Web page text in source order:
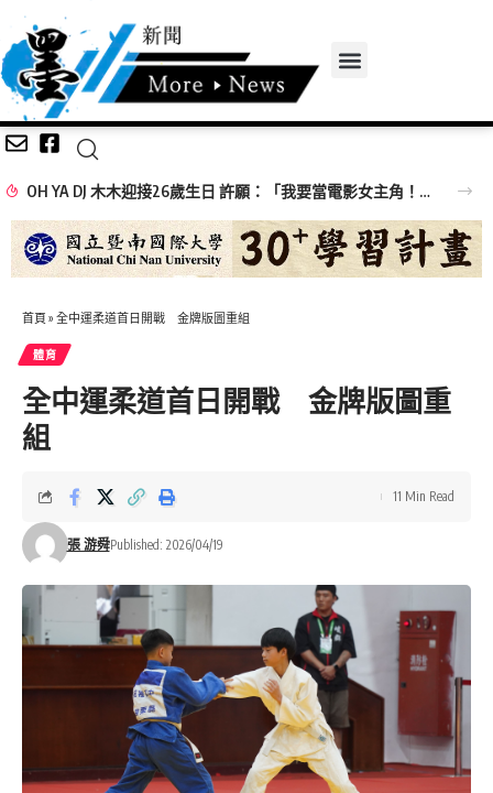
OH YA DJ 木木迎接26歲生日 許願：「我要當電影女主角！」
首頁 » 全中運柔道首日開戰 金牌版圖重組
體育
全中運柔道首日開戰 金牌版圖重
組
張 游舜Published: 2026/04/19
11 Min Read